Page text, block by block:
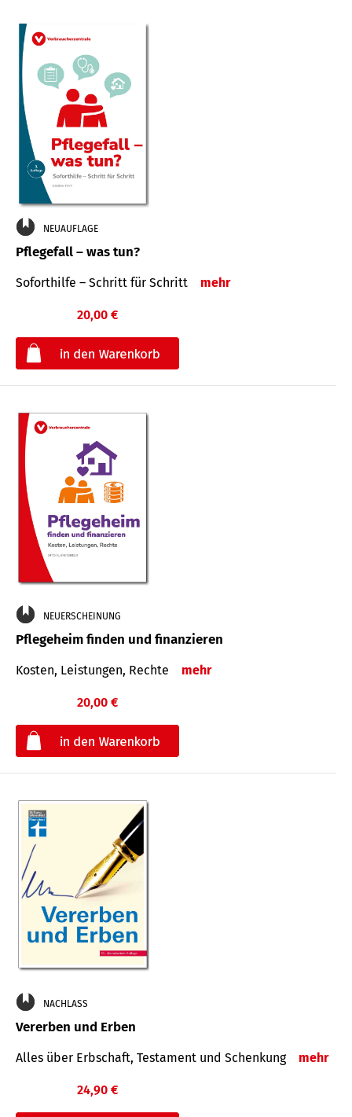
NEUAUFLAGE
Pflegefall – was tun?
Soforthilfe – Schritt für Schritt mehr
20,00 €
NEUERSCHEINUNG
Pflegeheim finden und finanzieren
Kosten, Leistungen, Rechte mehr
20,00 €
NACHLASS
Vererben und Erben
Alles über Erbschaft, Testament und Schenkung mehr
24,90 €